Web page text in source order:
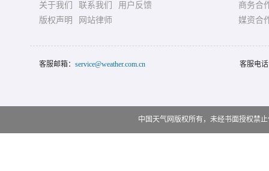
关于我们 联系我们
用户反馈
版权声明
网站律师
商务合
媒资合
客服邮箱： service@weather.com.cn 客服电
中国天气网版权所有，未经书面授权